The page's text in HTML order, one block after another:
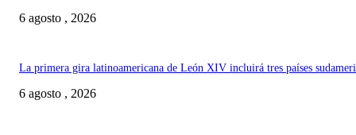
6 agosto , 2026
La primera gira latinoamericana de León XIV incluirá tres países
6 agosto , 2026